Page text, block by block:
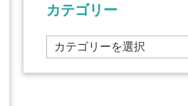
カテゴリー
カ
テ
ゴ